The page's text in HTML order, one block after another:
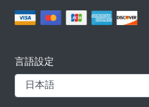
言語設定